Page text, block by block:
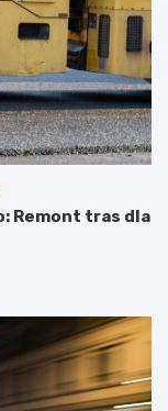
Remont tras dla